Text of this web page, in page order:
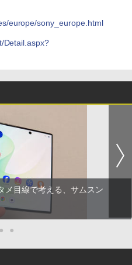
europe/sony_europe.html
Detail.aspx?
メ目線で考える、サムスン
● ●